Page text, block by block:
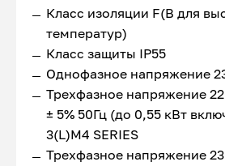
Класс изоляции F(В для
температур)
Класс защиты IP55
Однофазное напряжение
Трехфазное напряжение
± 5% 50Гц (до 0,55 кВт
3(L)M4 SERIES
Трехфазное напряжение